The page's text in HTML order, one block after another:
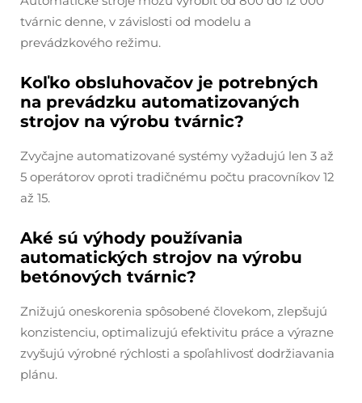
tvárnic denne, v závislosti od modelu a
prevádzkového režimu.
Koľko obsluhovačov je potrebných
na prevádzku automatizovaných
strojov na výrobu tvárnic?
Zvyčajne automatizované systémy vyžadujú len 3 až
5 operátorov oproti tradičnému počtu pracovníkov 12
až 15.
Aké sú výhody používania
automatických strojov na výrobu
betónových tvárnic?
Znižujú oneskorenia spôsobené človekom, zlepšujú
konzistenciu, optimalizujú efektivitu práce a výrazne
zvyšujú výrobné rýchlosti a spoľahlivosť dodržiavania
plánu.